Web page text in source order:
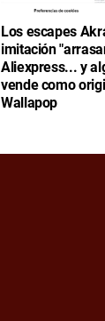
Los escapes
imitación
Aliexpress... y
vende como
Wallapop